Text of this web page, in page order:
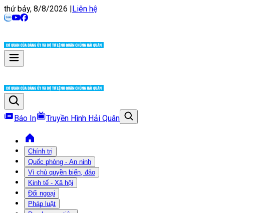
thứ bảy, 8/8/2026 |Liên hệ
Báo In Truyền Hình Hải Quân
Chính trị
Quốc phòng - An ninh
Vì chủ quyền biển, đảo
Kinh tế - Xã hội
Đối ngoại
Pháp luật